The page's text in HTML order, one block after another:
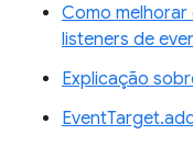
Como
listeners de
Explicação